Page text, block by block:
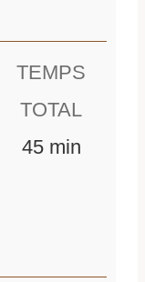
TEMPS
TOTAL
45mmin